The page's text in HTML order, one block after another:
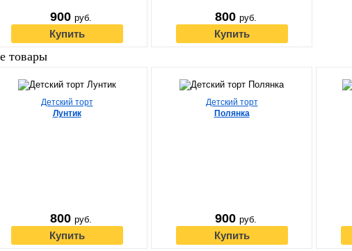
900 руб.
Купить
800 руб.
Купить
товары
800 руб.
Купить
Детский торт
Лунтик
900 руб.
Купить
Детский торт
Полянка